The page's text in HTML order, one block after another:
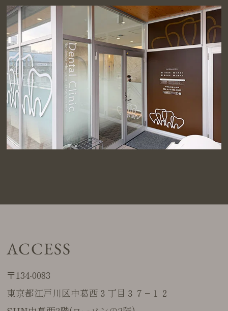
ACCESS
〒134-0083
東京都江戸川区中葛西３丁目３７−１２